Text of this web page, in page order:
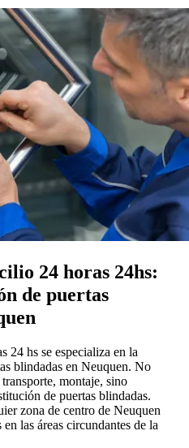
24 horas 24hs:
de puertas
24 hs se especializa en la
blindadas en Neuquen. No
montaje, sino
de puertas blindadas.
zona de centro de Neuquen
las áreas circundantes de la